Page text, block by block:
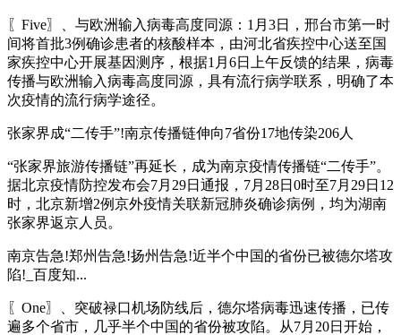
〖Five〗、与欧洲输入病毒高度同源：1月3日，邢台市第一时
间将首批3例确诊患者的核酸样本，由河北省疾控中心送至国
家疾控中心开展基因测序，根据1月6日上午反馈的结果，病毒
传播与欧洲输入病毒高度同源，具有流行病学联系，明确了本
次疫情的流行病学途径。
张家界成“二传手”!南京传播链伸向7省份17地传染206人
“张家界旅游传播链”再延长，成为南京疫情传播链“二传手”。
据北京疫情防控发布会7月29日通报，7月28日0时至7月29日12
时，北京新增2例京外疫情关联新冠肺炎确诊病例，均为湖南
张家界返京人员。
南京告急!郑州告急!扬州告急!近半个中国的省份已被德尔塔攻
陷!_百度知...
〖One〗、突破禄口机场防线后，德尔塔病毒迅速传播，已传
遍多个省市，几乎半个中国的省份被攻陷。从7月20日开始，